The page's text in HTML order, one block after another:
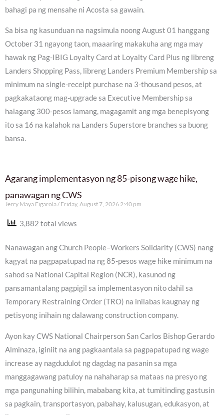
bahagi pa ng mensahe ni Acosta sa gawain.
Sa bisa ng kasunduan na nagsimula noong August 01 hanggang
October 31 ngayong taon, maaaring makakuha ang mga may
hawak ng Pag-IBIG Loyalty Card at Loyalty Card Plus ng libreng
Landers Shopping Pass, libreng Landers Premium Membership sa
minimum na single-receipt purchase na 3-thousand pesos, at
pagkakataong mag-upgrade sa Executive Membership sa
halagang 300-pesos lamang, magagamit ang mga benepisyong
ito sa 16 na kalahok na Landers Superstore branches sa buong
bansa.
Agarang implementasyon ng 85-pisong wage hike,
panawagan ng CWS
Jerry Maya Figarola Friday, August 7, 2026 2:40 pm
3,882 total views
Nanawagan ang Church People–Workers Solidarity (CWS) nang
kagyat na pagpapatupad na ng 85-pesos wage hike minimum na
sahod sa National Capital Region (NCR), kasunod ng
pansamantalang pagpigil sa implementasyon nito dahil sa
Temporary Restraining Order (TRO) na inilabas kaugnay ng
petisyong inihain ng dalawang construction company.
Ayon kay CWS National Chairperson San Carlos Bishop Gerardo
Alminaza, iginiit na ang pagkaantala sa pagpapatupad ng wage
increase ay nagdudulot ng dagdag na pasanin sa mga
manggagawang patuloy na nahaharap sa mataas na presyo ng
mga pangunahing bilihin, mababang kita, at tumitinding gastusin
sa pagkain, transportasyon, pabahay, kalusugan, edukasyon, at